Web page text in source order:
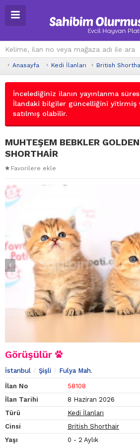
Anasayfa Kedi İlanları British
İncelediğiniz ilanın yayınlanma
İlandaki bilgiler güncelliğini yitirmiş
satılmış olabilir.
MUHTEŞEM BEBKLER
SHORTHAİR
Favorilere ekle
Görüşülür
İstanbul Şişli Fulya Mah.
İlan No
58108
İlan Tarihi
8 Haziran 2026
Türü
Kedi İlanları
Cinsi
British Shorthair
Yaşı
0 - 2 Aylık